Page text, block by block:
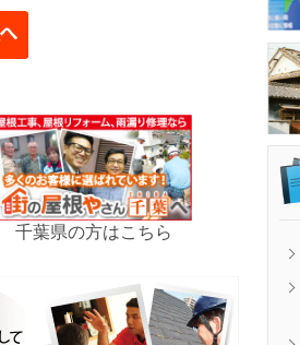
千葉県の方はこちら